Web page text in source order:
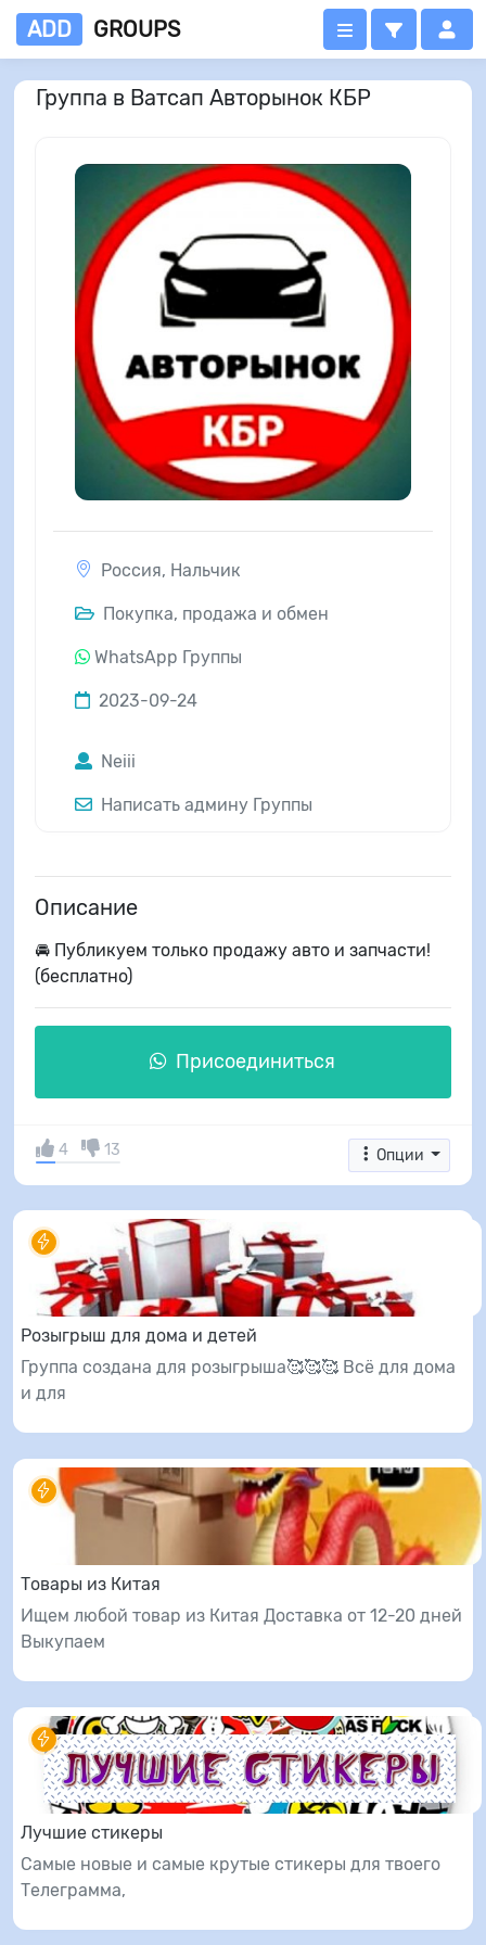
ADD GROUPS
Группа в Ватсап Авторынок КБР
Россия, Нальчик
Покупка, продажа и обмен
WhatsApp Группы
2023-09-24
Neiii
Написать админу Группы
Описание
🚘 Публикуем только продажу авто и запчасти!
(бесплатно)
Присоединиться
Опции
4 13
Розыгрыш для дома и детей
Группа создана для розыгрыша🥰🥰🥰 Всё для дома
и для
Товары из Китая
Ищем любой товар из Китая Доставка от 12-20 дней
Выкупаем
Лучшие стикеры
Самые новые и самые крутые стикеры для твоего
Телеграмма,